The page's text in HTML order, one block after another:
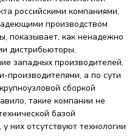
российскими компаниями,
производством
показывает, как ненадежно
дистрибьюторы,
западных производителей,
производителями, а по сути
сборкой
такие компании не
базой
них отсутствуют технологии